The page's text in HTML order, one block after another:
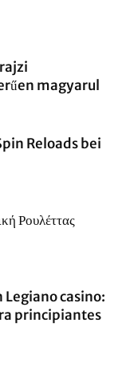
magyarul
Reloads bei
Ρουλέττας
casino:
principiantes